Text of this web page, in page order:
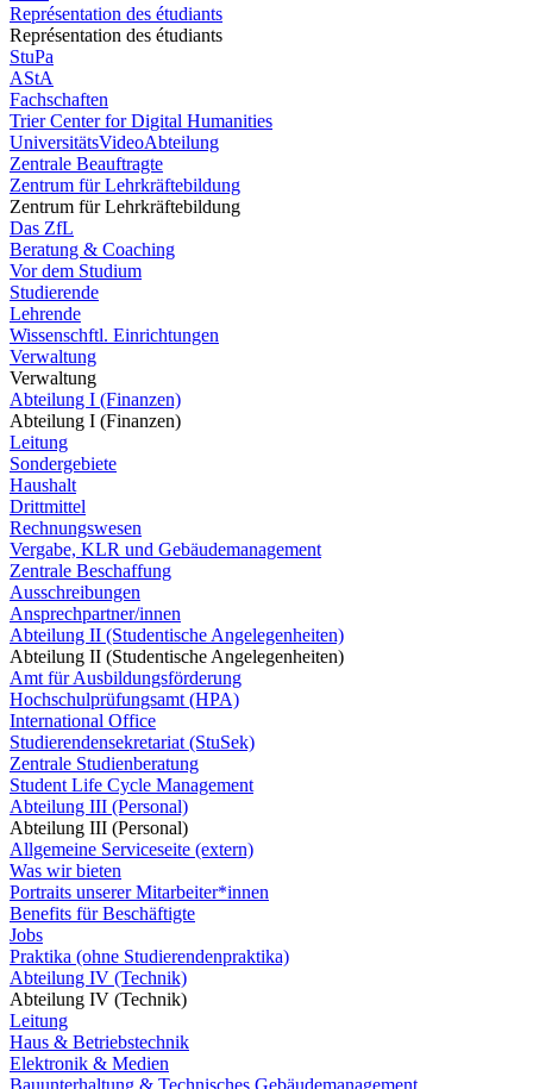
Représentation des étudiants
Représentation des étudiants
StuPa
AStA
Fachschaften
Trier Center for Digital Humanities
UniversitätsVideoAbteilung
Zentrale Beauftragte
Zentrum für Lehrkräftebildung
Zentrum für Lehrkräftebildung
Das ZfL
Beratung & Coaching
Vor dem Studium
Studierende
Lehrende
Wissenschftl. Einrichtungen
Verwaltung
Verwaltung
Abteilung I (Finanzen)
Abteilung I (Finanzen)
Leitung
Sondergebiete
Haushalt
Drittmittel
Rechnungswesen
Vergabe, KLR und Gebäudemanagement
Zentrale Beschaffung
Ausschreibungen
Ansprechpartner/innen
Abteilung II (Studentische Angelegenheiten)
Abteilung II (Studentische Angelegenheiten)
Amt für Ausbildungsförderung
Hochschulprüfungsamt (HPA)
International Office
Studierendensekretariat (StuSek)
Zentrale Studienberatung
Student Life Cycle Management
Abteilung III (Personal)
Abteilung III (Personal)
Allgemeine Serviceseite (extern)
Was wir bieten
Portraits unserer Mitarbeiter*innen
Benefits für Beschäftigte
Jobs
Praktika (ohne Studierendenpraktika)
Abteilung IV (Technik)
Abteilung IV (Technik)
Leitung
Haus & Betriebstechnik
Elektronik & Medien
Bauunterhaltung & Technisches Gebäudemanagement